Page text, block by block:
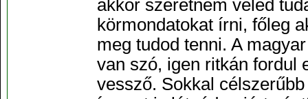
akkor szeretném veled
körmondatokat írni, főleg
meg tudod tenni. A
van szó, igen ritkán fordul
vessző. Sokkal